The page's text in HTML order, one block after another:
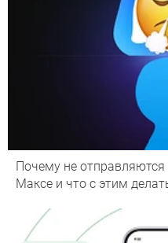
Почему не
Максе и что с этим